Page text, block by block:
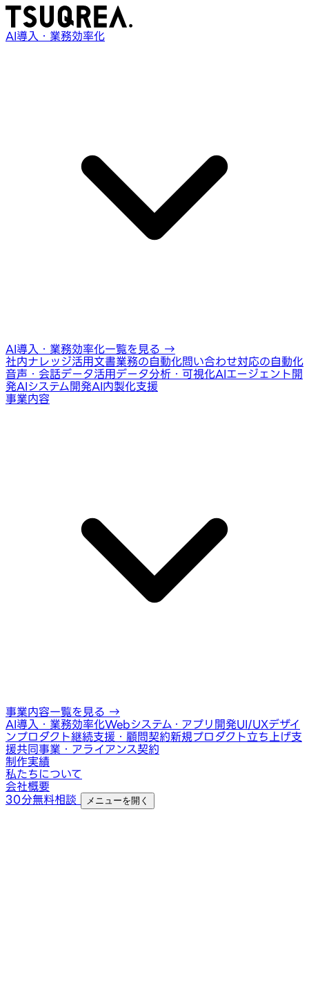
AI導入・業務効率化
AI導入・業務効率化一覧を見る →
社内ナレッジ活用文書業務の自動化問い合わせ対応の自動化
音声・会話データ活用データ分析・可視化AIエージェント開
発AIシステム開発AI内製化支援
事業内容
事業内容一覧を見る →
AI導入・業務効率化Webシステム・アプリ開発UI/UXデザイ
ンプロダクト継続支援・顧問契約新規プロダクト立ち上げ支
援共同事業・アライアンス契約
制作実績
私たちについて
会社概要
30分無料相談
メニューを開く